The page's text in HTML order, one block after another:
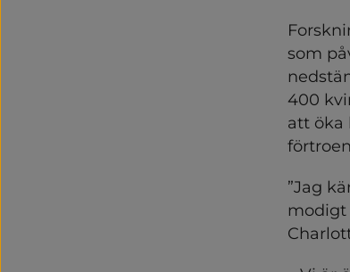
som
400
att öka
”Jag
modigt